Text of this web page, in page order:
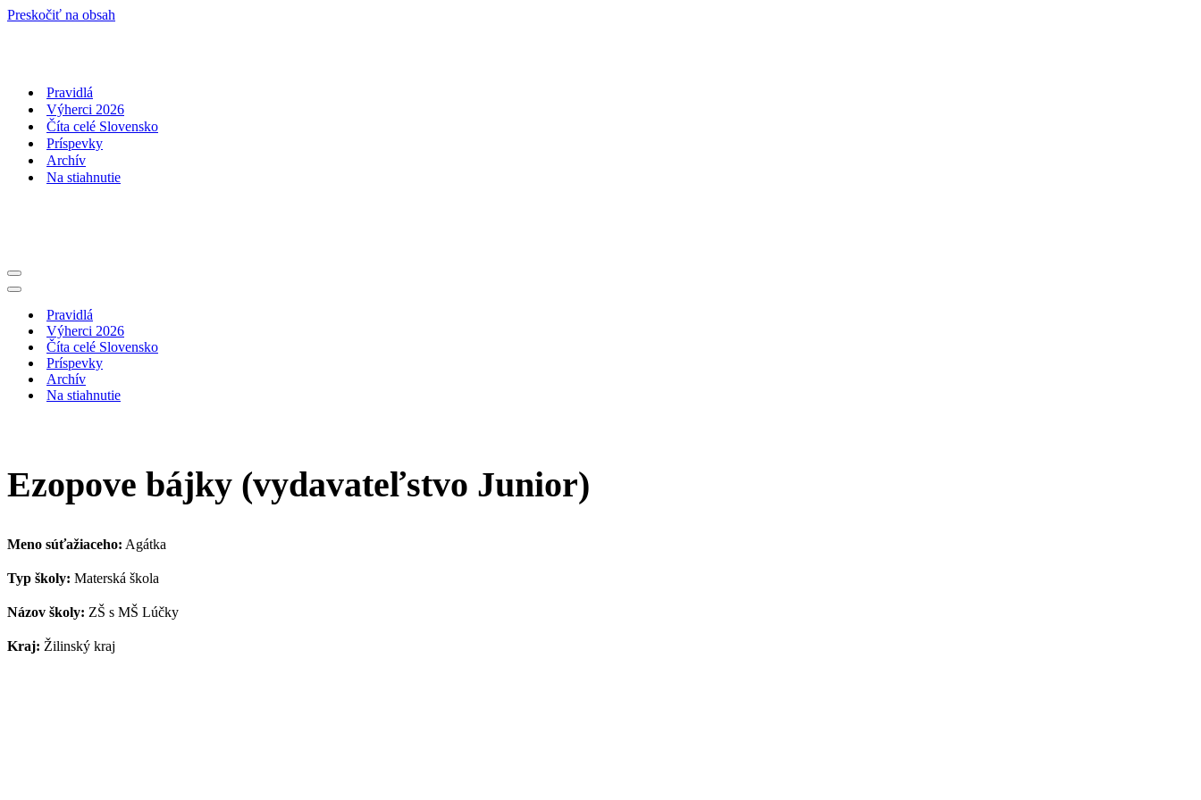
Preskočiť na obsah
Pravidlá
Výherci 2026
Číta celé Slovensko
Príspevky
Archív
Na stiahnutie
Menu
navigácie
Menu
navigáciePravidlá
Výherci 2026
Číta celé Slovensko
Príspevky
Archív
Na stiahnutie
Ezopove bájky (vydavateľstvo Junior)
Meno súťažiaceho: Agátka
Typ školy: Materská škola
Názov školy: ZŠ s MŠ Lúčky
Kraj: Žilinský kraj